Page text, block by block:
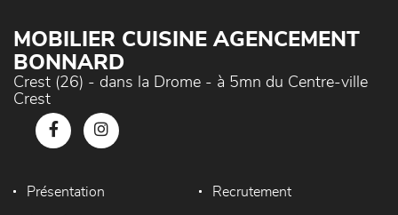
MOBILIER CUISINE AGENCEMENT
BONNARD
Crest (26) - dans la Drome - à 5mn du Centre-ville
Crest
Présentation Recrutement